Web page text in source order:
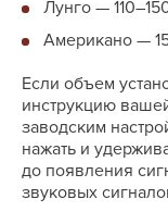
Лунго —
Американо —
Если объем
инструкцию
заводским
нажать и
до появления
звуковых